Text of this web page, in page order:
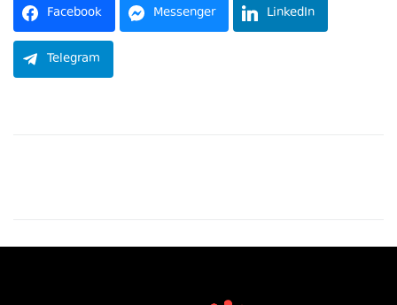
Facebook Messenger LinkedIn
Telegram